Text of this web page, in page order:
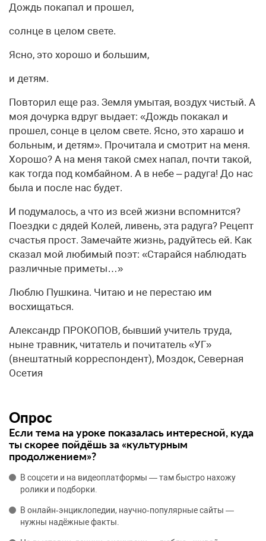
Дождь покапал и прошел,
солнце в целом свете.
Ясно, это хорошо и большим,
и детям.
Повторил еще раз. Земля умытая, воздух чистый. А
моя дочурка вдруг выдает: «Дождь покакал и
прошел, сонце в целом свете. Ясно, это харашо и
больным, и детям». Прочитала и смотрит на меня.
Хорошо? А на меня такой смех напал, почти такой,
как тогда под комбайном. А в небе – радуга! До нас
была и после нас будет.
И подумалось, а что из всей жизни вспомнится?
Поездки с дядей Колей, ливень, эта радуга? Рецепт
счастья прост. Замечайте жизнь, радуйтесь ей. Как
сказал мой любимый поэт: «Старайся наблюдать
различные приметы…»
Люблю Пушкина. Читаю и не перестаю им
восхищаться.
Александр ПРОКОПОВ, бывший учитель труда,
ныне травник, читатель и почитатель «УГ»
(внештатный корреспондент), Моздок, Северная
Осетия
Опрос
Если тема на уроке показалась интересной, куда
ты скорее пойдёшь за «культурным
продолжением»?
В соцсети и на видеоплатформы — там быстро нахожу
ролики и подборки.
В онлайн‑энциклопедии, научно‑популярные сайты —
нужны надёжные факты.